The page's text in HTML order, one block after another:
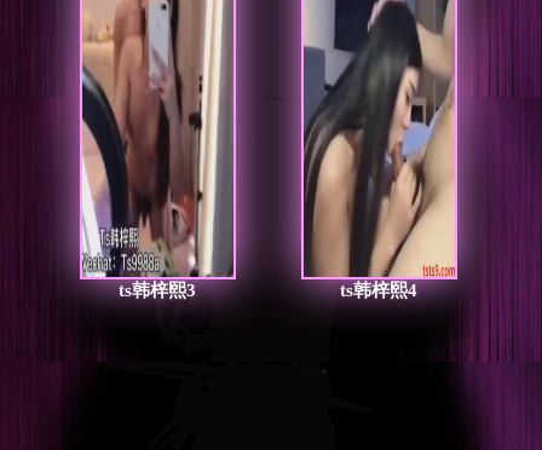
ts韩梓熙3 ts韩梓熙4